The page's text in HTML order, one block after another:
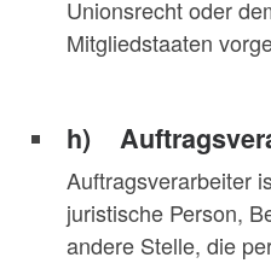
Unionsrecht oder
Mitgliedstaaten
h)
Auftragsverarbeiter
juristische Person,
andere Stelle, die